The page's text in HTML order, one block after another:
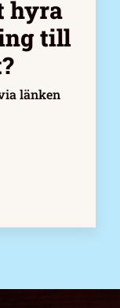
hyra
till
länken